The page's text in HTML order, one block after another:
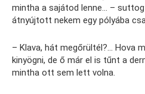
mintha a sajátod lenne… –
átnyújtott nekem egy pólyába
– Klava, hát megőrültél?… Hova
kinyögni, de ő már el is tűnt a
mintha ott sem lett volna.